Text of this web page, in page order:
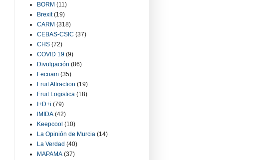
BORM (11)
Brexit (19)
CARM (318)
CEBAS-CSIC (37)
CHS (72)
COVID 19 (9)
Divulgación (86)
Fecoam (35)
Fruit Attraction (19)
Fruit Logistica (18)
I+D+i (79)
IMIDA (42)
Keepcool (10)
La Opinión de Murcia (14)
La Verdad (40)
MAPAMA (37)